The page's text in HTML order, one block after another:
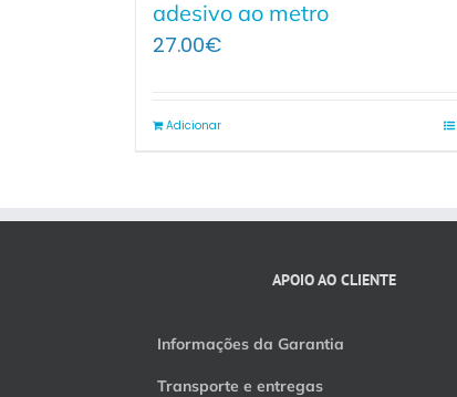
adesivo ao metro
27.00€
Adicionar
APOIO AO CLIENTE
Informações da Garantia
Transporte e entregas